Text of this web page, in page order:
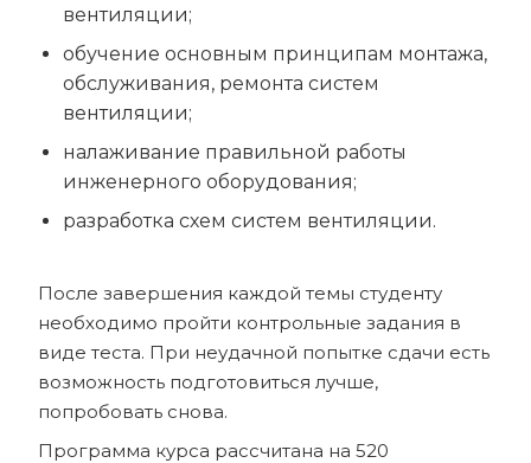
вентиляции;
обучение основным принципам монтажа,
обслуживания, ремонта систем
вентиляции;
налаживание правильной работы
инженерного оборудования;
разработка схем систем вентиляции.
После завершения каждой темы студенту
необходимо пройти контрольные задания в
виде теста. При неудачной попытке сдачи есть
возможность подготовиться лучше,
попробовать снова.
Программа курса рассчитана на 520